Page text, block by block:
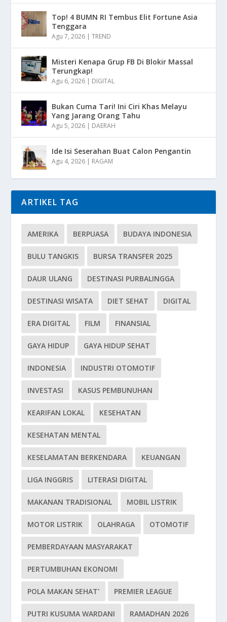
Top! 4 BUMN RI Tembus Elit Fortune Asia
Tenggara
Agu 7, 2026 |TREND
Misteri Kenapa Grup FB Di Blokir Massal
Terungkap!
Agu 6, 2026 | DIGITAL
Bukan Cuma Tari! Ini Ciri Khas Melayu
Yang Jarang Orang Tahu
Agu 5, 2026 | DAERAH
Ide Isi Seserahan Buat Calon Pengantin
Agu 4, 2026 | RAGAM
ARTIKEL TAG
AMERIKA BERPUASA BUDAYA INDONESIA
BULU TANGKIS BURSA TRANSFER 2025
DAUR ULANG DESTINASI PURBALINGGA
DESTINASI WISATA DIET SEHAT DIGITAL
ERA DIGITAL FILM FINANSIAL
GAYA HIDUP GAYA HIDUP SEHAT
INDONESIA INDUSTRI OTOMOTIF
INVESTASI KASUS PEMBUNUHAN
KEARIFAN LOKAL KESEHATAN
KESEHATAN MENTAL
KESELAMATAN BERKENDARA KEUANGAN
LIGA INGGRIS LITERASI DIGITAL
MAKANAN TRADISIONAL MOBIL LISTRIK
MOTOR LISTRIK OLAHRAGA OTOMOTIF
PEMBERDAYAAN MASYARAKAT
PERTUMBUHAN EKONOMI
POLA MAKAN SEHAT' PREMIER LEAGUE
PUTRI KUSUMA WARDANI RAMADHAN 2026